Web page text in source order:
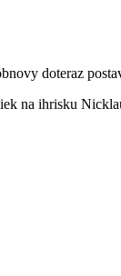
doteraz
na ihrisku